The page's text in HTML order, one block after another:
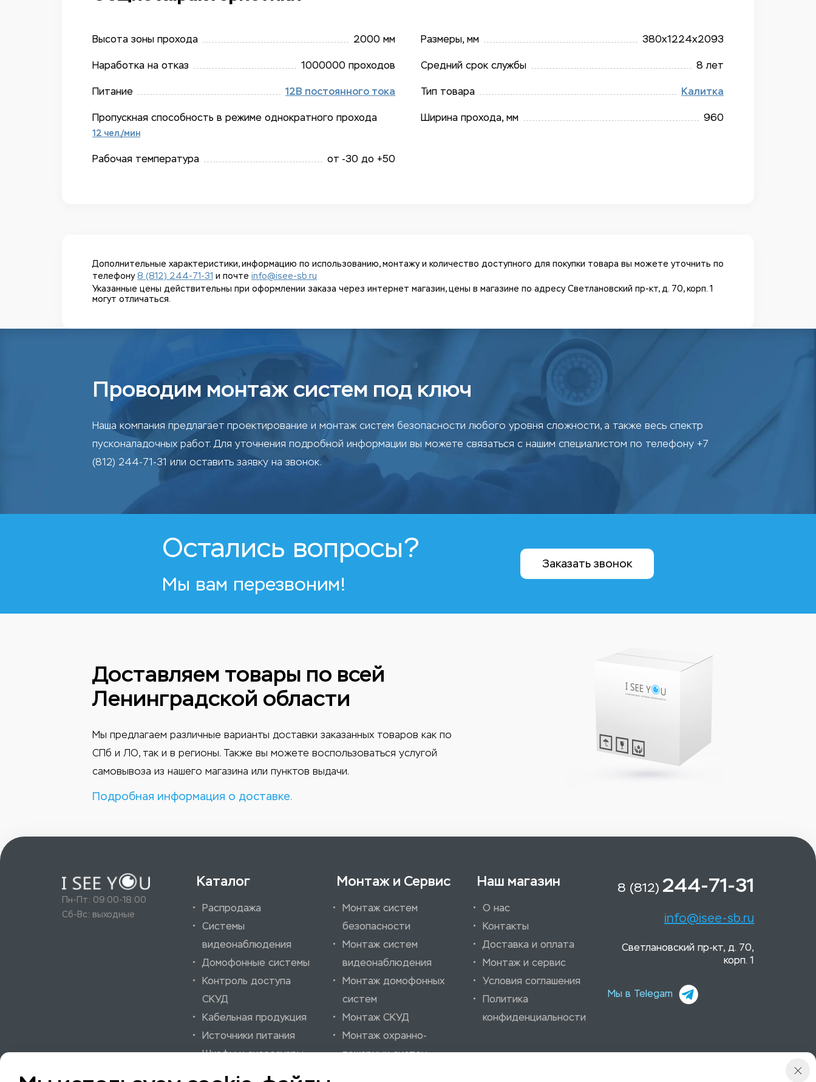
Высота зоны прохода 2000 мм
Наработка на отказ 1000000 проходов
Питание 12В постоянного тока
Пропускная способность в режиме однократного прохода
12 чел./​мин
Рабочая температура от -30 до +50
Размеры, мм 380x1224x2093
Средний срок службы 8 лет
Тип товара Калитка
Ширина прохода, мм 960
Дополнительные характеристики, информацию по использованию, монтажу и количество доступного для покупки товара вы можете уточнить по
телефону8 (812) 244-71-31 и почте info@isee-sb.ru
Указанные цены действительны при оформлении заказа через интернет магазин, цены в магазине по адресу Светлановский пр-кт, д. 70, корп. 1
могут отличаться.
Проводим монтаж систем под ключ
Наша компания предлагает проектирование и монтаж систем безопасности любого уровня сложности, а также весь спектр
пусконаладочных работ. Для уточнения подробной информации вы можете связаться с нашим специалистом по телефону +7
(812) 244-71-31 или оставить заявку на звонок.
Остались вопросы?
Мы вам перезвоним!
Заказать звонок
Доставляем товары по всей
Ленинградской области
Мы предлагаем различные варианты доставки заказанных товаров как по
СПб и ЛО, так и в регионы. Также вы можете воспользоваться услугой
самовывоза из нашего магазина или пунктов выдачи.
Подробная информация о доставке.
Пн-Пт: 09:00-18:00
Сб-Вс: выходные
Каталог
Распродажа
Системы
видеонаблюдения
Домофонные системы
Контроль доступа
СКУД
Кабельная продукция
Источники питания
Шкафы и аксессуары
Монтаж и Сервис
Монтаж систем
безопасности
Монтаж систем
видеонаблюдения
Монтаж домофонных
систем
Монтаж СКУД
Монтаж охранно-
пожарных систем
Наш магазин
О нас
Контакты
Доставка и оплата
Монтаж и сервис
Условия соглашения
Политика
конфиденциальности
8 (812) 244-71-31
info@isee-sb.ru
Светлановский пр-кт, д. 70,
корп. 1
Мы в Telegam